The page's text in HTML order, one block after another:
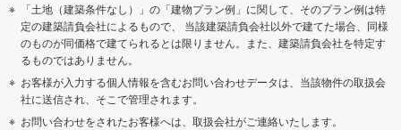
「土地（建築条件なし）」の「建物プラン例」に関して、そのプラン例は特
定の建築請負会社によるもので、 当該建築請負会社以外で建てた場合、同様
のものが同価格で建てられるとは限りません。また、建築請負会社を特定す
るものではありません。
お客様が入力する個人情報を含むお問い合わせデータは、当該物件の取扱会
社に送信され、そこで管理されます。
お問い合わせをされたお客様へは、取扱会社がご連絡いたします。